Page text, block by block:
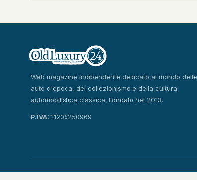
Web magazine indipendente dedicato al mondo delle
auto d'epoca, del collezionismo e della cultura
automobilistica classica. Fondato nel 2013.
P.IVA: 11205250969